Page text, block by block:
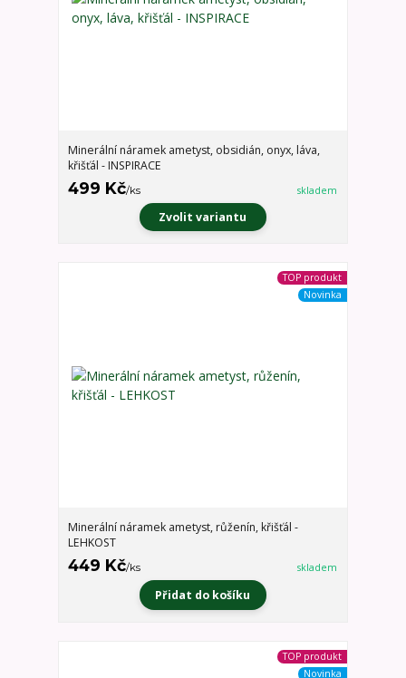
Minerální náramek ametyst, obsidián, onyx, láva,
křišťál - INSPIRACE
499 Kč/ks skladem
Zvolit variantu
TOP produkt
Novinka
Minerální náramek ametyst, růženín, křišťál -
LEHKOST
449 Kč/ks skladem
Přidat do košíku
TOP produkt
Novinka